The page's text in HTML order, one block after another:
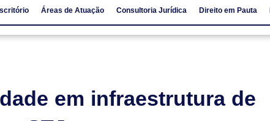
Áreas de Atuação Consultoria Jurídica Direito em Pauta
em infraestrutura de